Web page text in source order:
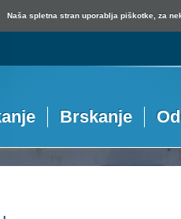
Naša spletna stran uporablja piškotke, za
Brskanje